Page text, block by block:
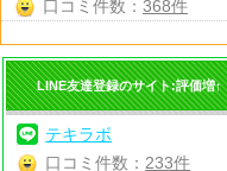
口コミ件数： 368件
LINE友達登録のサイト:評価増↑
テキラボ
口コミ件数： 233件